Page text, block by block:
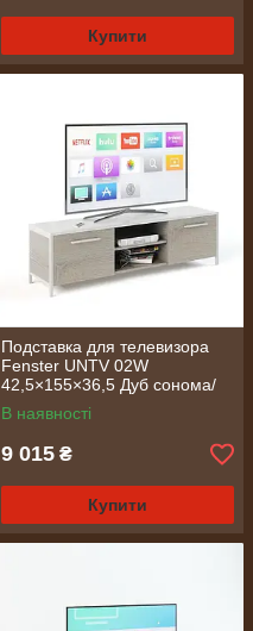
Купити
Подставка для телевизора
Fenster UNTV 02W
42,5×155×36,5 Дуб сонома/
Белый
В наявності
9 015 ₴
Купити